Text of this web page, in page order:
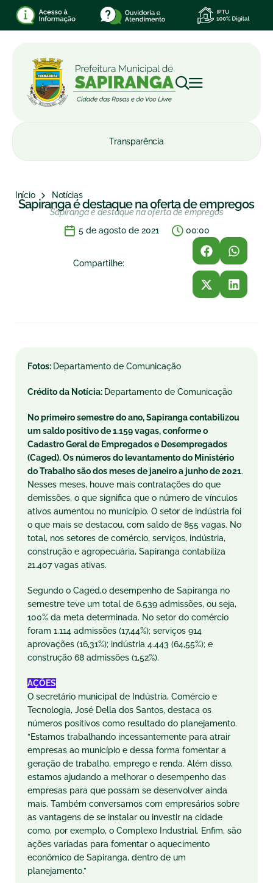
Transparência
Início Notícias
Sapiranga é destaque na oferta de empregos
Sapiranga é destaque na oferta de empregos
5 de agosto de 2021
00:00
Compartilhe:
Fotos: Departamento de Comunicação
Crédito da Notícia: Departamento de Comunicação
No primeiro semestre do ano, Sapiranga contabilizou
um saldo positivo de 1.159 vagas, conforme o
Cadastro Geral de Empregados e Desempregados
(Caged). Os números do levantamento do Ministério
do Trabalho são dos mesesde janeiroa junho de 2021.
Nesses meses, houve mais contratações do que
demissões, o que significa que o número de vínculos
ativos aumentou no município. O setor de indústria foi
o que mais se destacou, com saldo de 855 vagas. No
total, nos setores de comércio, serviços, indústria,
construção e agropecuária, Sapiranga contabiliza
21.407 vagas ativas.
Segundo o Caged,o desempenho de Sapiranga no
semestre teve um total de 6.539 admissões, ou seja,
100% da meta determinada. No setor do comércio
foram 1.114 admissões (17,44%); serviços 914
aprovações (16,31%); indústria 4.443 (64,55%); e
construção 68 admissões (1,52%).
AÇÕES
O secretário municipal de Indústria, Comércio e
Tecnologia, José Della dos Santos, destaca os
números positivos como resultado do planejamento.
“Estamos trabalhando incessantemente para atrair
empresas ao município e dessa forma fomentar a
geração de trabalho, emprego e renda. Além disso,
estamos ajudando a melhorar o desempenho das
empresas para que possam se desenvolver ainda
mais. Também conversamos com empresários sobre
as vantagens de se instalar ou investir na cidade
como, por exemplo, o Complexo Industrial. Enfim, são
ações variadas para fomentar o aquecimento
econômico de Sapiranga, dentro de um
planejamento.”